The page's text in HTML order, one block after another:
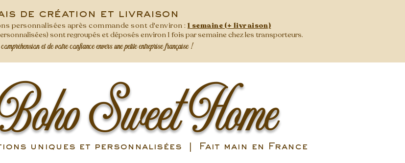
de création et livraison
personnalisées après commande sont d'environ : 1 semaine (+ livraison)
sont regroupés et déposés environ 1 fois par semaine chez les transporteurs.
et de votre confiance envers une petite entreprise française !
Sweet Home
uniques et personnalisées | Fait main en France